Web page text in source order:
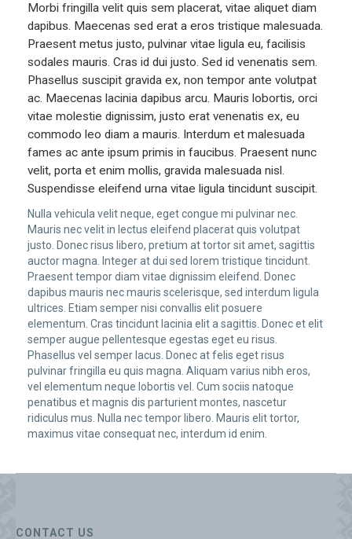
Morbi fringilla velit quis sem placerat, vitae aliquet diam
dapibus. Maecenas sed erat a eros tristique malesuada.
Praesent metus justo, pulvinar vitae ligula eu, facilisis
sodales mauris. Cras id dui justo. Sed id venenatis sem.
Phasellus suscipit gravida ex, non tempor ante volutpat
ac. Maecenas lacinia dapibus arcu. Mauris lobortis, orci
vitae molestie dignissim, justo erat venenatis ex, eu
commodo leo diam a mauris. Interdum et malesuada
fames ac ante ipsum primis in faucibus. Praesent nunc
velit, porta et enim mollis, gravida malesuada nisl.
Suspendisse eleifend urna vitae ligula tincidunt suscipit.
Nulla vehicula velit neque, eget congue mi pulvinar nec.
Mauris nec velit in lectus eleifend placerat quis volutpat
justo. Donec risus libero, pretium at tortor sit amet, sagittis
auctor magna. Integer at dui sed lorem tristique tincidunt.
Praesent tempor diam vitae dignissim eleifend. Donec
dapibus mauris nec mauris scelerisque, sed interdum ligula
ultrices. Etiam semper nisi convallis elit posuere
elementum. Cras tincidunt lacinia elit a sagittis. Donec et elit
semper augue pellentesque egestas eget eu risus.
Phasellus vel semper lacus. Donec at felis eget risus
pulvinar fringilla eu quis magna. Aliquam varius nibh eros,
vel elementum neque lobortis vel. Cum sociis natoque
penatibus et magnis dis parturient montes, nascetur
ridiculus mus. Nulla nec tempor libero. Mauris elit tortor,
maximus vitae consequat nec, interdum id enim.
CONTACT US